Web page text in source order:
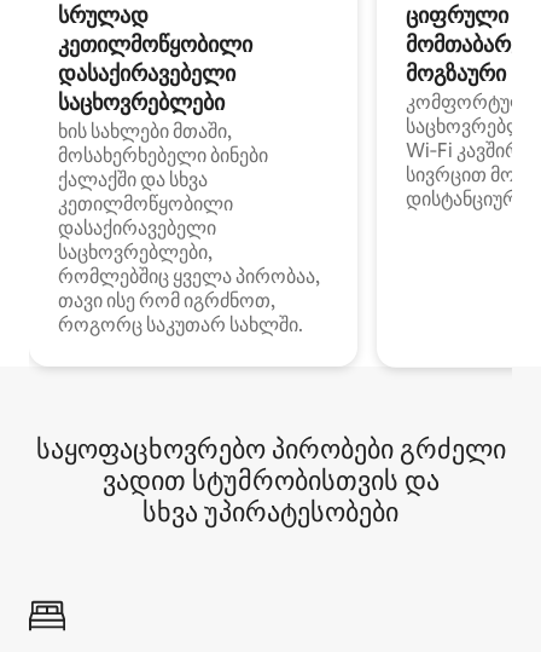
სრულად
კეთილმოწყობილი
დასაქირავებელი
საცხოვრებლები
ხის სახლები მთაში,
მოსახერხებელი ბინები
ქალაქში და სხვა
კეთილმოწყობილი
დასაქირავებელი
საცხოვრებლები,
რომლებშიც ყველა პირობაა,
თავი ისე რომ იგრძნოთ,
როგორც საკუთარ სახლში.
ციფრული
მოგზაური
კომფორტული
Wi‑Fi
სივრცით
დისტანციური
საყოფაცხოვრებო პირობები გრძელი
ვადით სტუმრობისთვის და
სხვა უპირატესობები